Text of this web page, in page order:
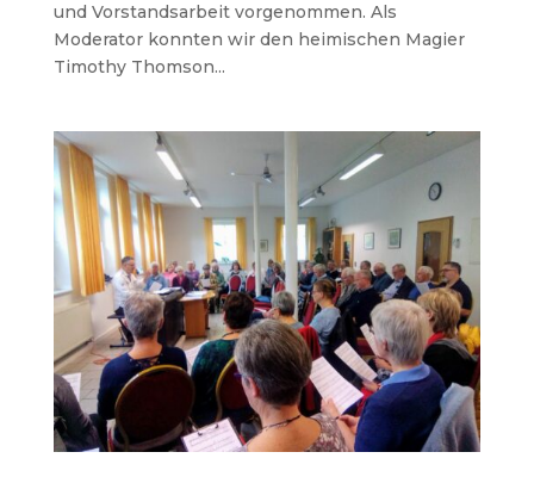
und Vorstandsarbeit vorgenommen. Als
Moderator konnten wir den heimischen Magier
Timothy Thomson...